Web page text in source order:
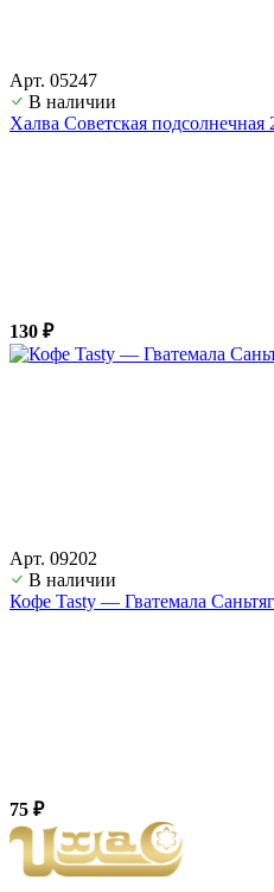
Арт. 05247
В наличии
Халва Советская подсолнечная
130 ₽
Арт. 09202
В наличии
Кофе Tasty — Гватемала
75 ₽